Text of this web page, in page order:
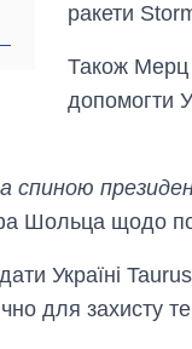
ракети
Також
допомогти
спиною
Шольца щодо
Україні
для захисту